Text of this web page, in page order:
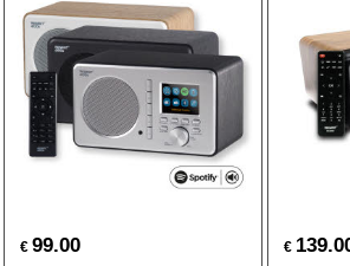
€ 99.00
€